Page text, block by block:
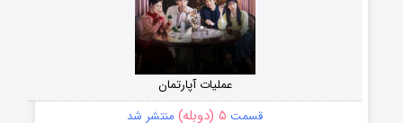
عملیات آپارتمان
قسمت ۵ (دوبله) منتشر شد